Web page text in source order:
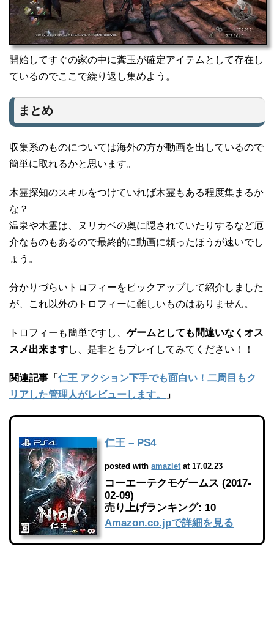
開始してすぐの家の中に糞玉が確定アイテムとして存在し
ているのでここで繰り返し集めよう。
まとめ
収集系のものについては海外の方が動画を出しているので
簡単に取れるかと思います。
木霊探知のスキルをつけていれば木霊もある程度集まるか
な？
温泉や木霊は、ヌリカベの奥に隠されていたりするなど厄
介なものもあるので最終的に動画に頼ったほうが速いでし
ょう。
分かりづらいトロフィーをピックアップして紹介しました
が、これ以外のトロフィーに難しいものはありません。
トロフィーも簡単ですし、 ゲームとしても間違いなくオス
スメ出来ますし、是非ともプレイしてみてください！！
関連記事「 仁王 アクション下手でも面白い！二周目もク
リアした管理人がレビューします。
」
仁王 – PS4
posted withamazletat 17.02.23
コーエーテクモゲームス (2017-
02-09)
売り上げランキング: 10
Amazon.co.jpで詳細を見る